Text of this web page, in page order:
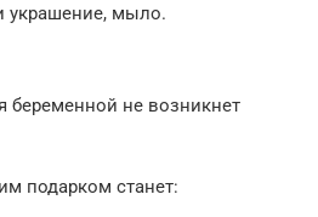
украшение, мыло.
беременной не возникнет
подарком станет: